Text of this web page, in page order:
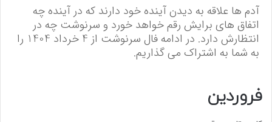
آدم ها علاقه به دیدن آینده خود دارند که در آینده چه
اتفاق های برایش رقم خواهد خورد و سرنوشت چه در
انتظارش دارد. در ادامه فال سرنوشت از 4 خرداد 1404 را
به شما به اشتراک می گذاریم.
فروردین